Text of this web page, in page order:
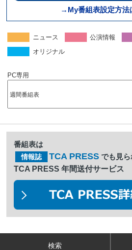
→My番組表設定方法
ニュース 公演情報
オリジナル
PC専用
番組表は
情報誌 TCA PRESS でも見ら
TCA PRESS 年間送付サービス
検索